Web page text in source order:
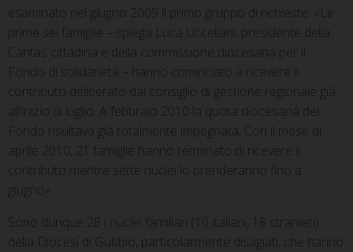
esaminato nel giugno 2009 il primo gruppo di richieste. «Le
prime sei famiglie – spiega Luca Uccellani, presidente della
Caritas cittadina e della commissione diocesana per il
Fondo di solidarietà – hanno cominciato a ricevere il
contributo deliberato dal consiglio di gestione regionale già
all’inizio di luglio. A febbraio 2010 la quota diocesana del
Fondo risultava già totalmente impegnata. Con il mese di
aprile 2010, 21 famiglie hanno terminato di ricevere il
contributo mentre sette nuclei lo prenderanno fino a
giugno».
Sono dunque 28 i nuclei familiari (10 italiani, 18 stranieri)
della Diocesi di Gubbio, particolarmente disagiati, che hanno